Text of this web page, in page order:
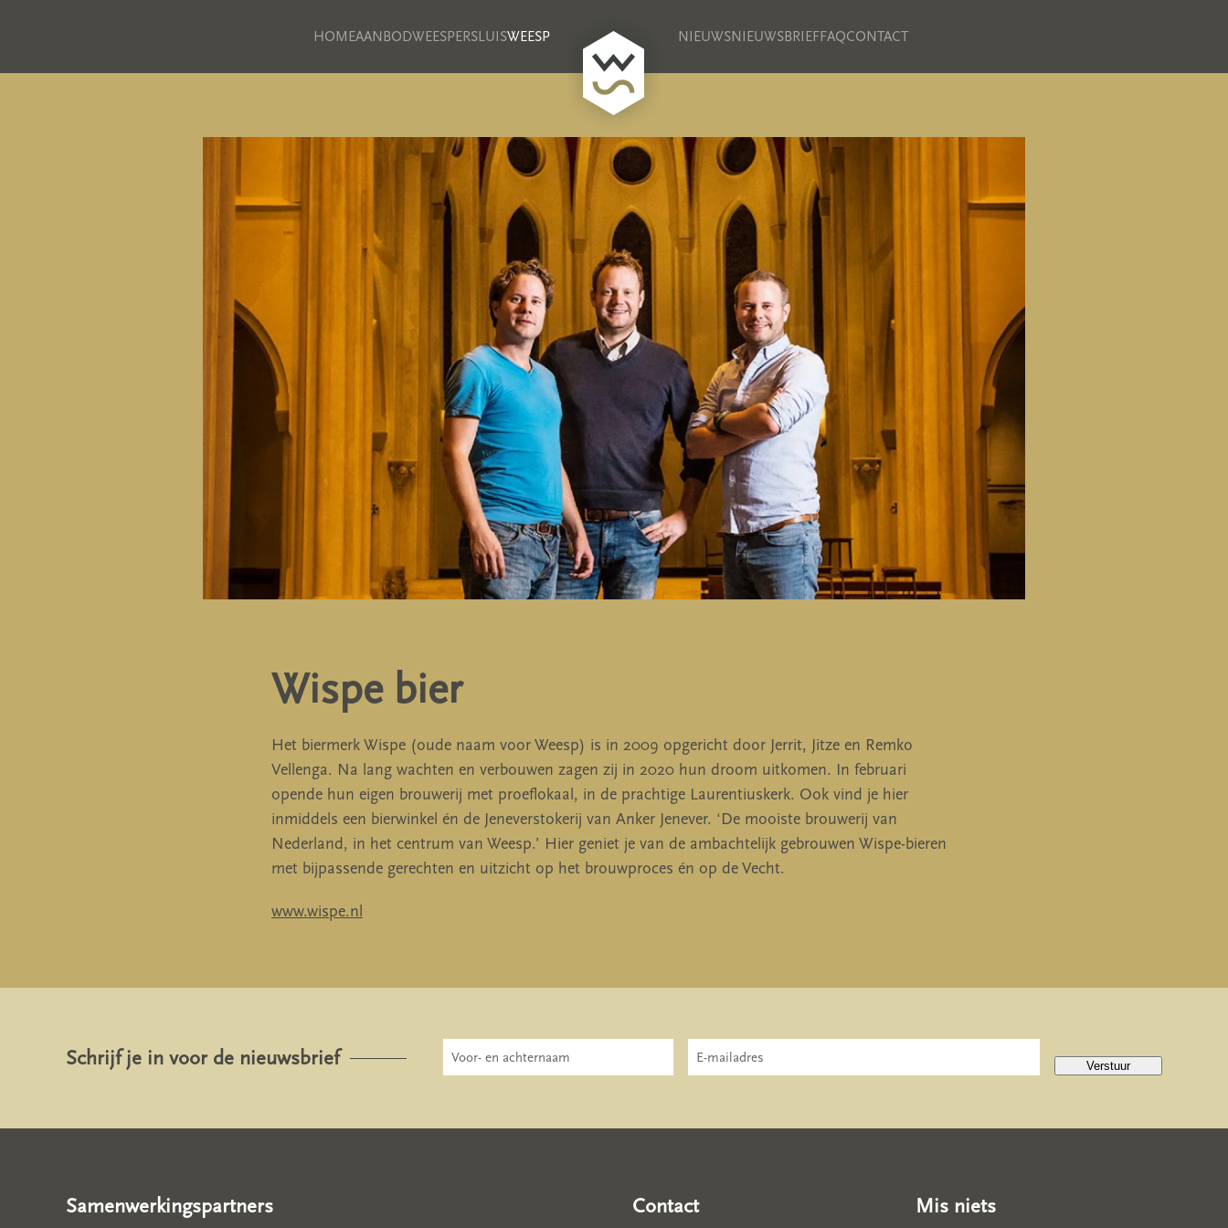
HOMEAANBODWEESPERSLUISWEESP NIEUWSNIEUWSBRIEFFAQCONTACT
Wispe bier
Het biermerk Wispe (oude naam voor Weesp) is in 2009 opgericht door Jerrit, Jitze en Remko
Vellenga. Na lang wachten en verbouwen zagen zij in 2020 hun droom uitkomen. In februari
opende hun eigen brouwerij met proeflokaal, in de prachtige Laurentiuskerk. Ook vind je hier
inmiddels een bierwinkel én de Jeneverstokerij van Anker Jenever. ‘De mooiste brouwerij van
Nederland, in het centrum van Weesp.’ Hier geniet je van de ambachtelijk gebrouwen Wispe-bieren
met bijpassende gerechten en uitzicht op het brouwproces én op de Vecht.
www.wispe.nl
Schrijf je in voor de nieuwsbrief Verstuur
Samenwerkingspartners Contact Mis niets